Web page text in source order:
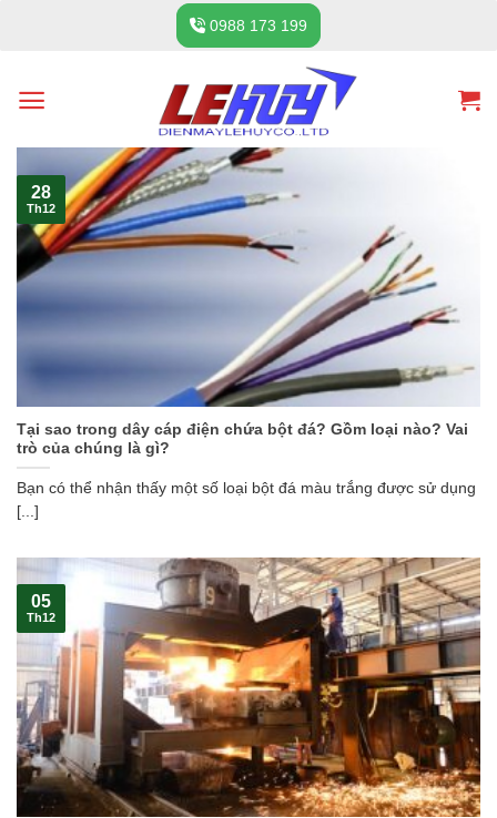
0988 173 199
Tại sao trong dây cáp điện chứa bột đá? Gồm loại nào? Vai
trò của chúng là gì?
Bạn có thể nhận thấy một số loại bột đá màu trắng được sử dụng
[...]
28
Th12
05
Th12